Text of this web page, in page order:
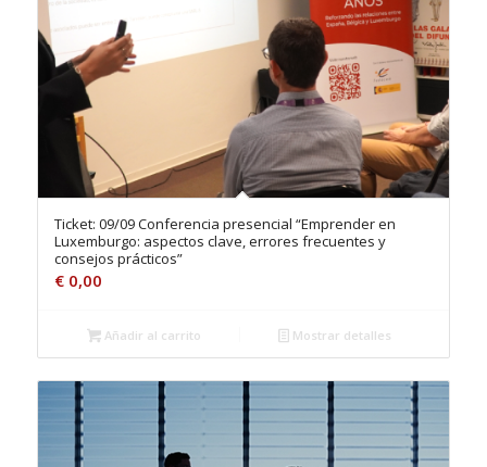
Ticket: 09/09 Conferencia presencial “Emprender en
Luxemburgo: aspectos clave, errores frecuentes y
consejos prácticos”
€0,00
Añadir al carrito Mostrar detalles